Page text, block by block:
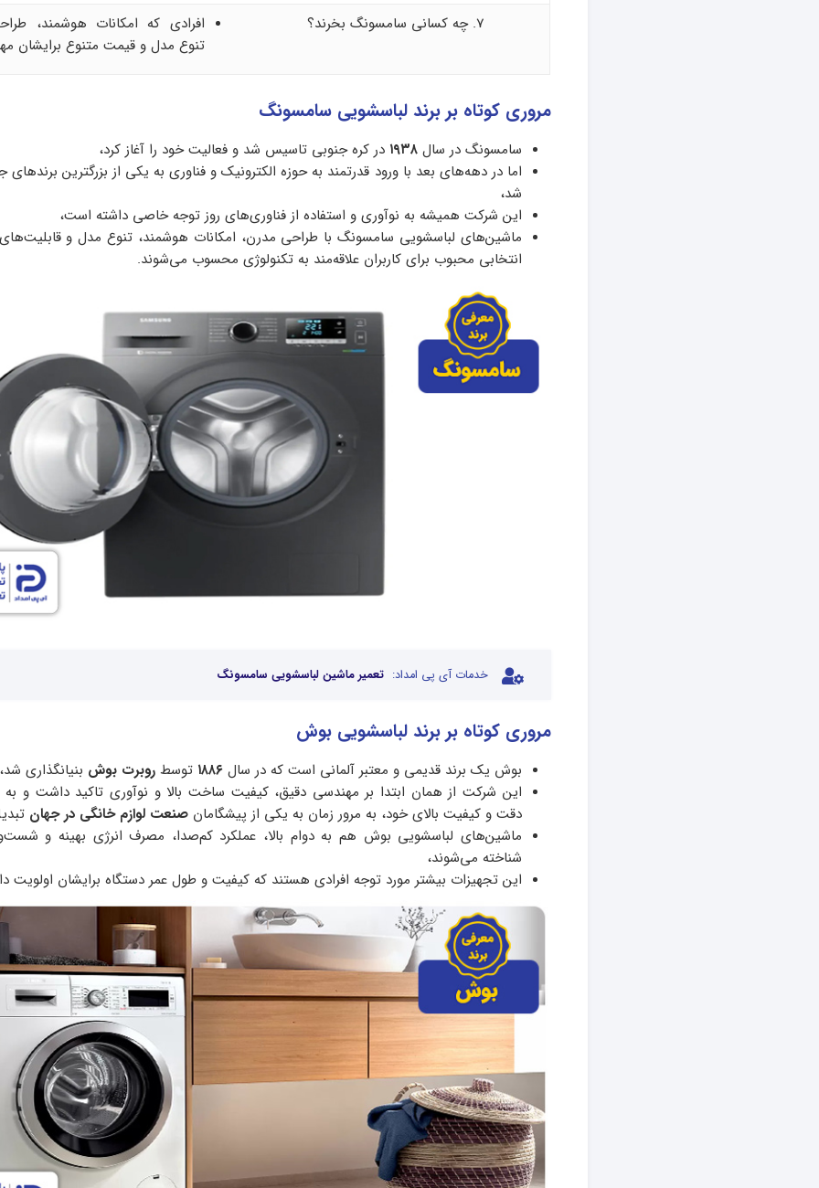
7. چه کسانی سامسونگ بخرند؟
افرادی که امکانات هوشمند،
تنوع مدل و قیمت متنوع برایشان
مروری کوتاه بر برند لباسشویی سامسونگ
سامسونگ در سال۱۹۳۸ در کره جنوبی تاسیس شد و فعالیت خود را آغاز کرد،
اما در دهه‌های بعد با ورود قدرتمند به حوزه الکترونیک و فناوری به یکی از بزرگترین برندهای
شد،
این شرکت همیشه به نوآوری و استفاده از فناوری‌های روز توجه خاصی داشته است،
ماشین‌های لباسشویی سامسونگ با طراحی مدرن، امکانات هوشمند، تنوع مدل و
انتخابی محبوب برای کاربران علاقه‌مند به تکنولوژی محسوب می‌شوند.
خدمات آی پی امداد: تعمیر ماشین لباسشویی سامسونگ
مروری کوتاه بر برند لباسشویی بوش
بوش یک برند قدیمی و معتبر آلمانی است که در سال۱۸۸۶ توسطروبرت بوش بنیانگذاری
این شرکت از همان ابتدا بر مهندسی دقیق، کیفیت ساخت بالا و نوآوری تاکید داشت و
دقت و کیفیت بالای خود، به مرور زمان به یکی از پیشگامانصنعت لوازم خانگی در جهان
ماشین‌های لباسشویی بوش هم به دوام بالا، عملکرد کم‌صدا، مصرف انرژی بهینه و
شناخته می‌شوند،
این تجهیزات بیشتر مورد توجه افرادی هستند که کیفیت و طول عمر دستگاه برایشان اولویت